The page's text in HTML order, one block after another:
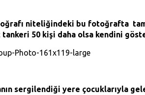
niteliğindeki bu fotoğrafta
tankeri 50 kişi daha olsa kendini
sergilendiği yere çocuklarıyla